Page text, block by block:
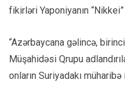
fikirləri Yaponiyanın
“Azərbaycana gəlincə,
Müşahidəsi Qrupu
onların Suriyadakı